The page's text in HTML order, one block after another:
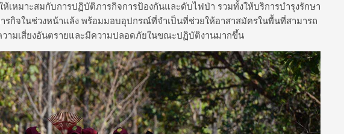
เหมาะสมกับการปฏิบัติภารกิจการป้องกันและดับไฟป่า รวมทั้งให้บริการบำรุงรักษา
ารกิจในช่วงหน้าแล้ง พร้อมมอบอุปกรณ์ที่จำเป็นที่ช่วยให้อาสาสมัครในพื้นที่สามารถ
ามเสี่ยงอันตรายและมีความปลอดภัยในขณะปฏิบัติงานมากขึ้น